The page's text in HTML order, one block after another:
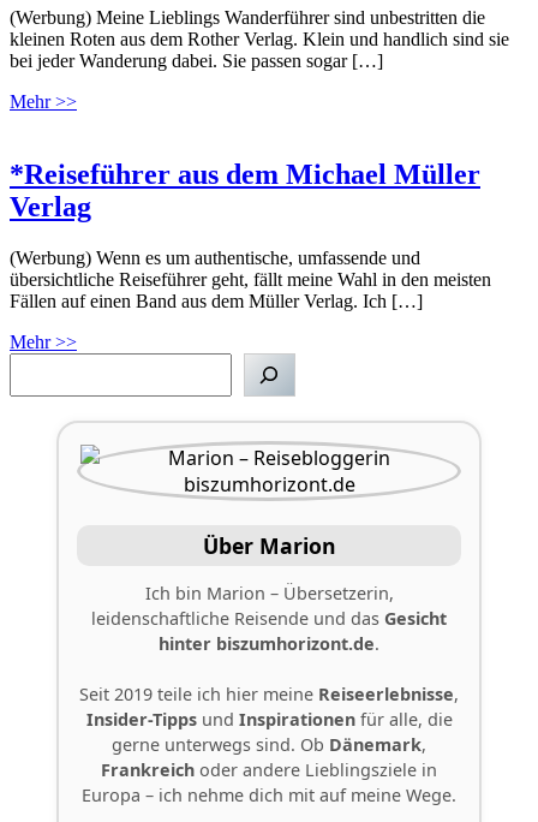
(Werbung) Meine Lieblings Wanderführer sind unbestritten die
kleinen Roten aus dem Rother Verlag. Klein und handlich sind sie
bei jeder Wanderung dabei. Sie passen sogar […]
Mehr >>
*Reiseführer aus dem Michael Müller
Verlag
(Werbung) Wenn es um authentische, umfassende und
übersichtliche Reiseführer geht, fällt meine Wahl in den meisten
Fällen auf einen Band aus dem Müller Verlag. Ich […]
Mehr >>
Über Marion
Ich bin Marion – Übersetzerin,
leidenschaftliche Reisende und das Gesicht
hinter biszumhorizont.de.
Seit 2019 teile ich hier meine Reiseerlebnisse,
Insider-Tippsund Inspirationenfür alle, die
gerne unterwegs sind. Ob Dänemark,
Frankreich oder andere Lieblingsziele in
Europa – ich nehme dich mit auf meine Wege.